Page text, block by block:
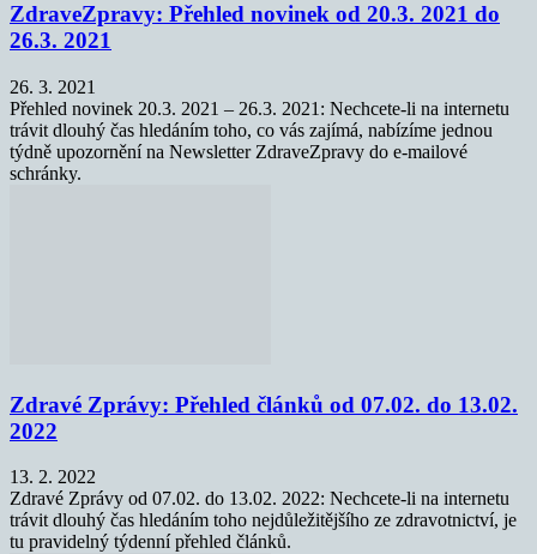
ZdraveZpravy: Přehled novinek od 20.3. 2021 do
26.3. 2021
26. 3. 2021
Přehled novinek 20.3. 2021 – 26.3. 2021: Nechcete-li na internetu
trávit dlouhý čas hledáním toho, co vás zajímá, nabízíme jednou
týdně upozornění na Newsletter ZdraveZpravy do e-mailové
schránky.
Zdravé Zprávy: Přehled článků od 07.02. do 13.02.
2022
13. 2. 2022
Zdravé Zprávy od 07.02. do 13.02. 2022: Nechcete-li na internetu
trávit dlouhý čas hledáním toho nejdůležitějšího ze zdravotnictví, je
tu pravidelný týdenní přehled článků.